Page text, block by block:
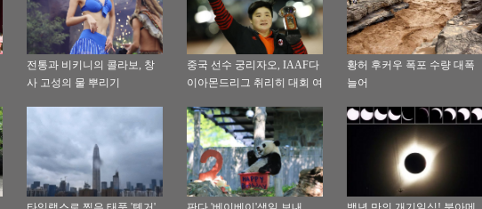
전통과 비키니의 콜라보, 창
사 고성의 물 뿌리기
중국 선수 궁리자오, IAAF다
이아몬드리그 취리히 대회 여
황허 후커우 폭포 수량 대폭
늘어